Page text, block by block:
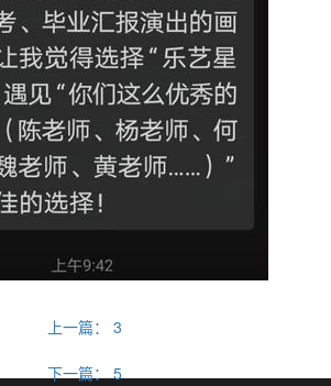
上一篇： 3
下一篇：5